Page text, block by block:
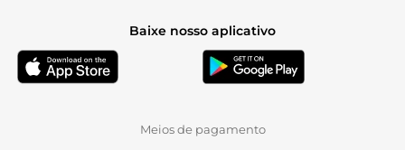
Baixe nosso aplicativo
Meios de pagamento